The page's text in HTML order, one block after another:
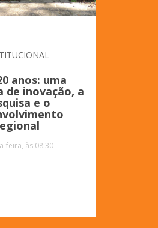
anos: uma
inovação, a
e o
feira, às 08:30